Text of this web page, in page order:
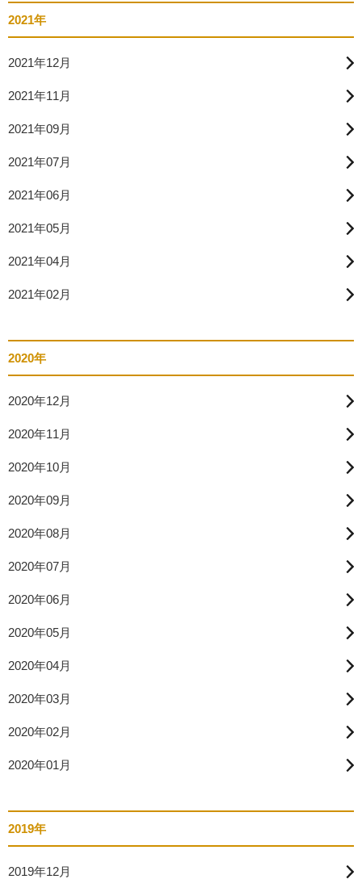
2021年
2021年12月
2021年11月
2021年09月
2021年07月
2021年06月
2021年05月
2021年04月
2021年02月
2020年
2020年12月
2020年11月
2020年10月
2020年09月
2020年08月
2020年07月
2020年06月
2020年05月
2020年04月
2020年03月
2020年02月
2020年01月
2019年
2019年12月